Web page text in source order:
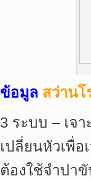
ข้อมูล สว่านโ
3 ระบบ – เจ
เปลี่ยนหัวเพื่อ
ต้องใช้จำปา